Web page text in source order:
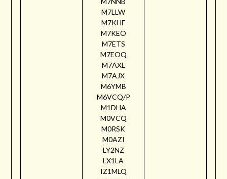
M7LLW
M7KHF
M7KEO
M7ETS
M7EOQ
M7AXL
M7AJX
M6YMB
M6VCQ/P
M1DHA
M0VCQ
M0RSK
M0AZI
LY2NZ
LX1LA
IZ1MLQ